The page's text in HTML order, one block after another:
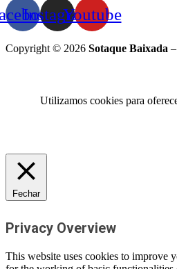
InstagramYoutube
Copyright © 2026 Sotaque Baixada
Utilizamos cookies para
Fechar
Privacy Overview
This website uses cookies to improve